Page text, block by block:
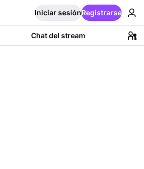
Iniciar sesiónRegistrarse
Chat del stream